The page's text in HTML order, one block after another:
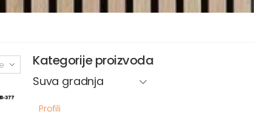
Kategorije proizvoda
Suva gradnja
Profili